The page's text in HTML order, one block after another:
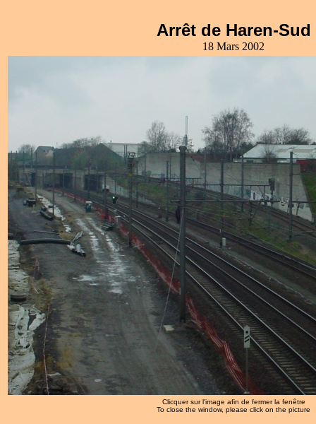
Arrêt de Haren-Sud
18 Mars 2002
Clicquer sur l'image afin de fermer la fenêtre
To close the window, please click on the picture